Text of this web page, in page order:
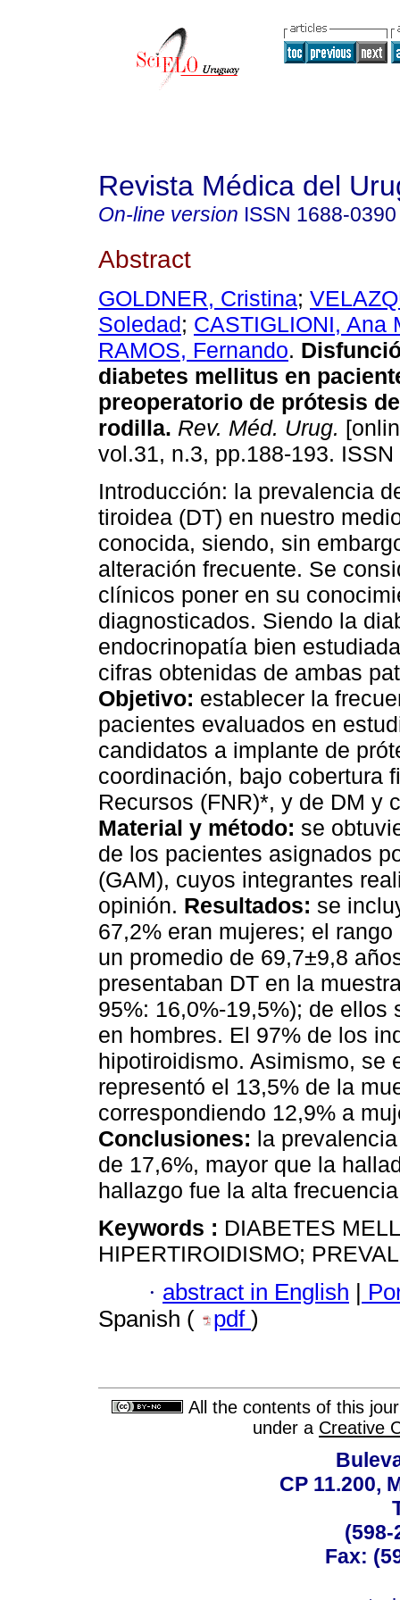
Revista Médica del
On-line version ISSN 1688-0390
Abstract
GOLDNER, Cristina;
Soledad; CASTIGLIONI, Ana
RAMOS, Fernando.
diabetes mellitus en
preoperatorio de prótesis
rodilla. Rev. Méd. Urug.
vol.31, n.3, pp.188-193.
Introducción: la prevalencia
tiroidea (DT) en nuestro
conocida, siendo, sin
alteración frecuente. Se
clínicos poner en su
diagnosticados. Siendo la
endocrinopatía bien
cifras obtenidas de ambas
Objetivo: establecer la
pacientes evaluados en
candidatos a implante de
coordinación, bajo cobertura
Recursos (FNR)*, y de DM y
Material y método: se
de los pacientes asignados
(GAM), cuyos integrantes
opinión. Resultados: se
67,2% eran mujeres; el
un promedio de 69,7±9,8
presentaban DT en la
95%: 16,0%-19,5%); de
en hombres. El 97% de los
hipotiroidismo. Asimismo, se
representó el 13,5% de la
correspondiendo 12,9% a
Conclusiones: la
de 17,6%, mayor que la
hallazgo fue la alta
Keywords : DIABETES
HIPERTIROIDISMO;
· abstract in English |
Spanish (
pdf )
All the contents of this
under a Creative
CP 11.200,
(598-
Fax: